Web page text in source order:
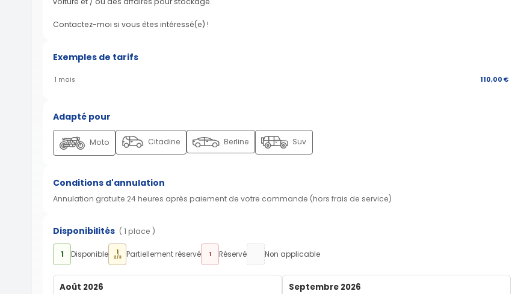
Contactez-moi si vous êtes intéressé(e) !
Exemples de tarifs
1 mois 110,00 €
Adapté pour
Moto Citadine Berline Suv
Conditions d'annulation
Annulation gratuite 24 heures après paiement de votre commande (hors frais de service)
Disponibilités ( 1 place )
1 Disponible 1
2/3 Partiellement réservé 1 Réservé Non applicable
Août 2026 Septembre 2026